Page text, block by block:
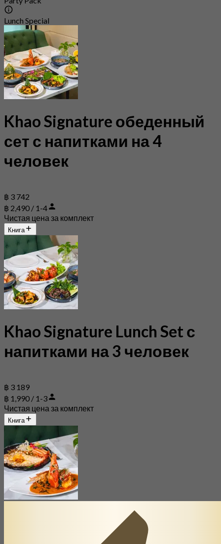
Lunch Special
Khao Signature обеденный
сет с напитками на 4
человек
฿ 3 742
฿ 2,490 / 1-4
Чистая цена за комплект
Книга
Khao Signature Lunch Set с
напитками на 3 человек
฿ 3 189
฿ 1,990 / 1-3
Чистая цена за комплект
Книга